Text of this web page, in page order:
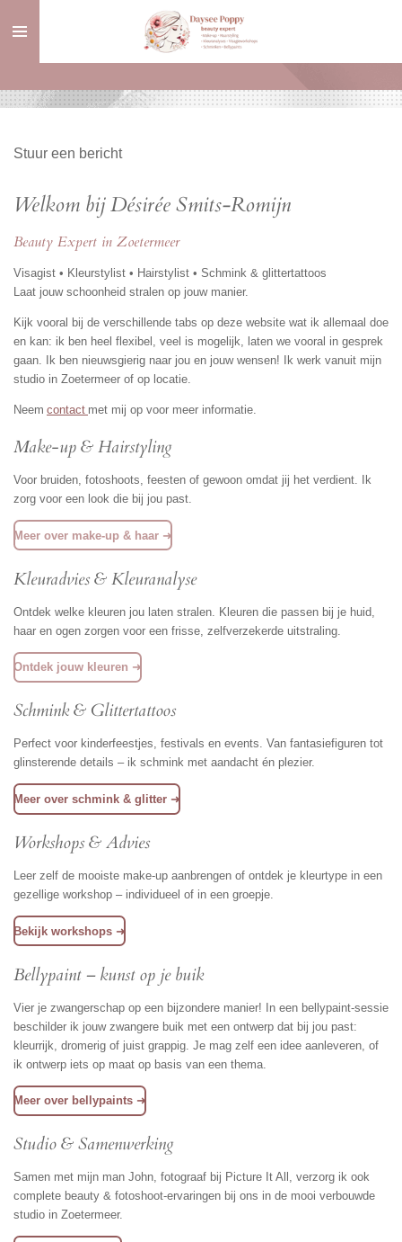
direct
hoofdinhoud
Stuur een bericht
Welkom bij Désirée Smits-Romijn
Beauty Expert in Zoetermeer
Visagist • Kleurstylist • Hairstylist • Schmink & glittertattoos
Laat jouw schoonheid stralen op jouw manier.
Kijk vooral bij de verschillende tabs op deze website wat ik allemaal doe
en kan: ik ben heel flexibel, veel is mogelijk, laten we vooral in gesprek
gaan. Ik ben nieuwsgierig naar jou en jouw wensen! Ik werk vanuit mijn
studio in Zoetermeer of op locatie.
Neem contact met mij op voor meer informatie.
Make-up & Hairstyling
Voor bruiden, fotoshoots, feesten of gewoon omdat jij het verdient. Ik
zorg voor een look die bij jou past.
Meer over make-up & haar ➜
Kleuradvies & Kleuranalyse
Ontdek welke kleuren jou laten stralen. Kleuren die passen bij je huid,
haar en ogen zorgen voor een frisse, zelfverzekerde uitstraling.
Ontdek jouw kleuren ➜
Schmink & Glittertattoos
Perfect voor kinderfeestjes, festivals en events. Van fantasiefiguren tot
glinsterende details – ik schmink met aandacht én plezier.
Meer over schmink & glitter ➜
Workshops & Advies
Leer zelf de mooiste make-up aanbrengen of ontdek je kleurtype in een
gezellige workshop – individueel of in een groepje.
Bekijk workshops ➜
Bellypaint – kunst op je buik
Vier je zwangerschap op een bijzondere manier! In een bellypaint-sessie
beschilder ik jouw zwangere buik met een ontwerp dat bij jou past:
kleurrijk, dromerig of juist grappig. Je mag zelf een idee aanleveren, of
ik ontwerp iets op maat op basis van een thema.
Meer over bellypaints ➜
Studio & Samenwerking
Samen met mijn man John, fotograaf bij Picture It All, verzorg ik ook
complete beauty & fotoshoot-ervaringen bij ons in de mooi verbouwde
studio in Zoetermeer.